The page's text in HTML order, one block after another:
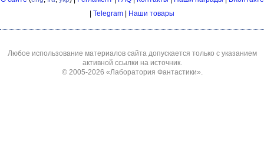
Telegram Наши товары
Любое использование материалов сайта допускается только с указанием
активной ссылки на источник.
© 2005-2026 «Лаборатория Фантастики».